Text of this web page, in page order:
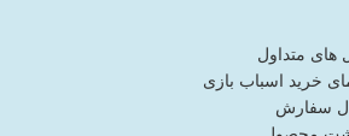
های متداول
خرید اسباب بازی
سفارش